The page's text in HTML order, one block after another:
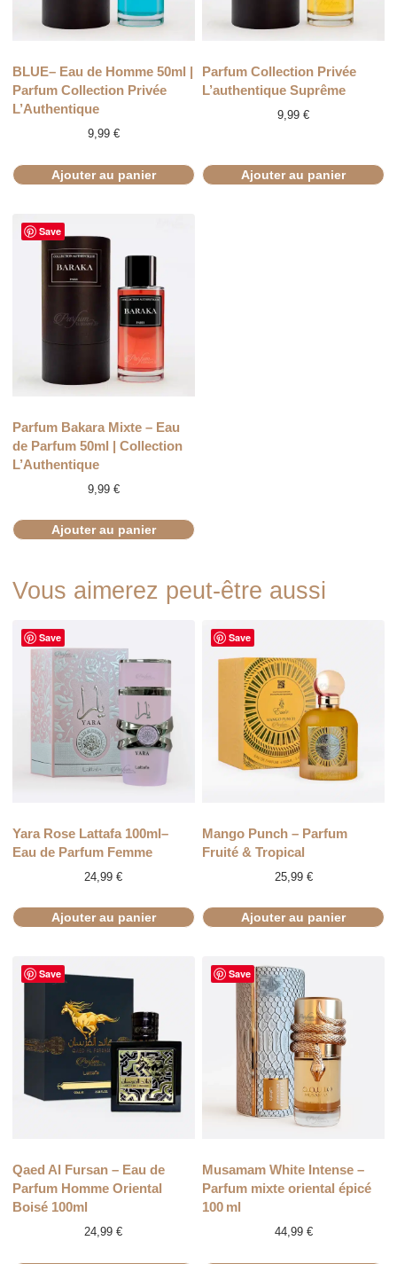
BLUE– Eau de Homme 50ml |
Parfum Collection Privée
L’Authentique
9,99 €
Ajouter au panier
Parfum Collection Privée
L’authentique Suprême
9,99€
Ajouter au panier
Save
Parfum Bakara Mixte – Eau
de Parfum 50ml | Collection
L’Authentique
9,99 €
Ajouter au panier
Vous aimerez peut-être aussi
Save
Yara Rose Lattafa 100ml–
Eau de Parfum Femme
24,99€
Ajouter au panier
Save
Mango Punch – Parfum
Fruité & Tropical
25,99 €
Ajouter au panier
Save
Qaed Al Fursan – Eau de
Parfum Homme Oriental
Boisé 100ml
24,99€
Save
Musamam White Intense –
Parfum mixte oriental épicé
100 ml
44,99 €